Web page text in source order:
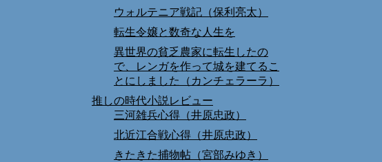
ウォルテニア戦記（保利亮太）
転生令嬢と数奇な人生を
異世界の貧乏農家に転生したの
で、レンガを作って城を建てるこ
とにしました（カンチェラーラ）
推しの時代小説レビュー
三河雑兵心得（井原忠政）
北近江合戦心得（井原忠政）
きたきた捕物帖（宮部みゆき）